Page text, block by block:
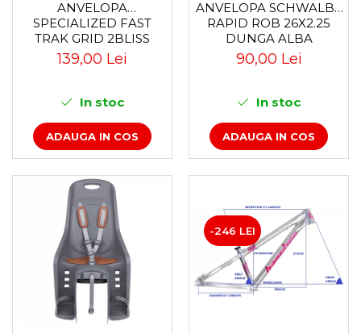
Cuvete (headset)
Discuri (rotoare)
Saboți
Piese frâne
Frâne pe disc
Piese furci
Furci cu suspensie
Ghidaje și întinzătoare lanț
Ghidoane și atașabile
Pompe
Produse întreținere
Scaune copii
Scule și dispozitive
Sisteme antifurt
Sonerii
Încălțăminte
ANVELOPA
SPECIALIZED FAST
TRAK GRID 2BLISS
READY T7 - 29X2.35
BLACK - TUBELESS
139,00 Lei
In stoc
ADAUGA IN COS
ANVELOPA SCHWALBE
RAPID ROB 26X2.25
DUNGA ALBA
90,00 Lei
In stoc
ADAUGA IN COS
-246 LEI